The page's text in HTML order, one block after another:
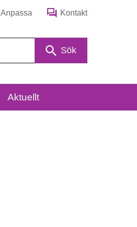
Anpassa Kontakt
Sök
Aktuellt